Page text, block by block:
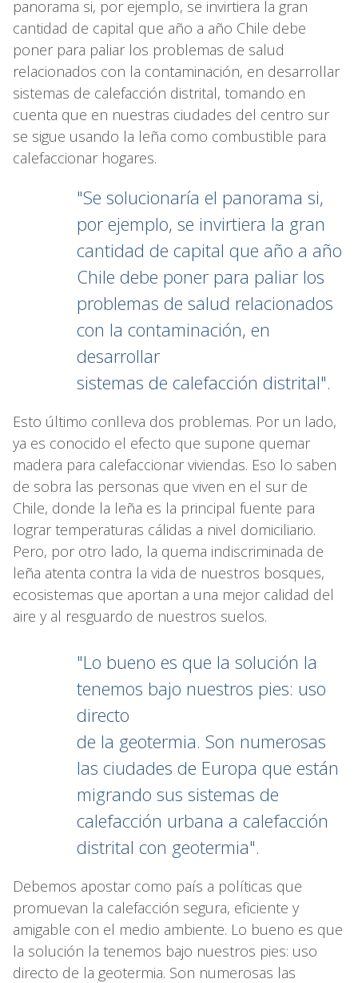
panorama si, por ejemplo, se invirtiera la gran
cantidad de capital que año a año Chile debe
poner para paliar los problemas de salud
relacionados con la contaminación, en desarrollar
sistemas de calefacción distrital, tomando en
cuenta que en nuestras ciudades del centro sur
se sigue usando la leña como combustible para
calefaccionar hogares.
"Se solucionaría el panorama si,
por ejemplo, se invirtiera la gran
cantidad de capital que año a año
Chile debe poner para paliar los
problemas de salud relacionados
con la contaminación, en
desarrollar
sistemas de calefacción distrital".
Esto último conlleva dos problemas. Por un lado,
ya es conocido el efecto que supone quemar
madera para calefaccionar viviendas. Eso lo saben
de sobra las personas que viven en el sur de
Chile, donde la leña es la principal fuente para
lograr temperaturas cálidas a nivel domiciliario.
Pero, por otro lado, la quema indiscriminada de
leña atenta contra la vida de nuestros bosques,
ecosistemas que aportan a una mejor calidad del
aire y al resguardo de nuestros suelos.
"Lo bueno es que la solución la
tenemos bajo nuestros pies: uso
directo
de la geotermia. Son numerosas
las ciudades de Europa que están
migrando sus sistemas de
calefacción urbana a calefacción
distrital con geotermia".
Debemos apostar como país a políticas que
promuevan la calefacción segura, eficiente y
amigable con el medio ambiente. Lo bueno es que
la solución la tenemos bajo nuestros pies: uso
directo de la geotermia. Son numerosas las